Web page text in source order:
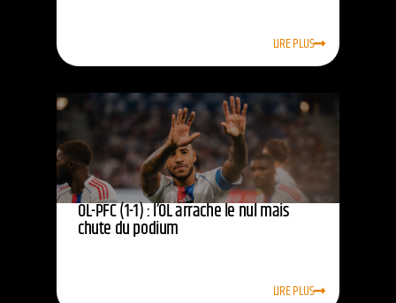
LIRE PLUS
OL-PFC (1-1) : l’OL arrache le nul mais
chute du podium
LIRE PLUS